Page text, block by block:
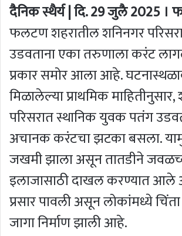
दैनिक स्थैर्य | दि. 29 जुलै 2025 ।
फलटण शहरातील शनिनगर
उडवताना एका तरुणाला करंट
प्रकार समोर आला आहे.
मिळालेल्या प्राथमिक
परिसरात स्थानिक युवक पतंग
अचानक करंटचा झटका बसला.
जखमी झाला असून तातडीने
इलाजासाठी दाखल करण्यात आले
प्रसार पावली असून लोकांमध्ये
जागा निर्माण झाली आहे.